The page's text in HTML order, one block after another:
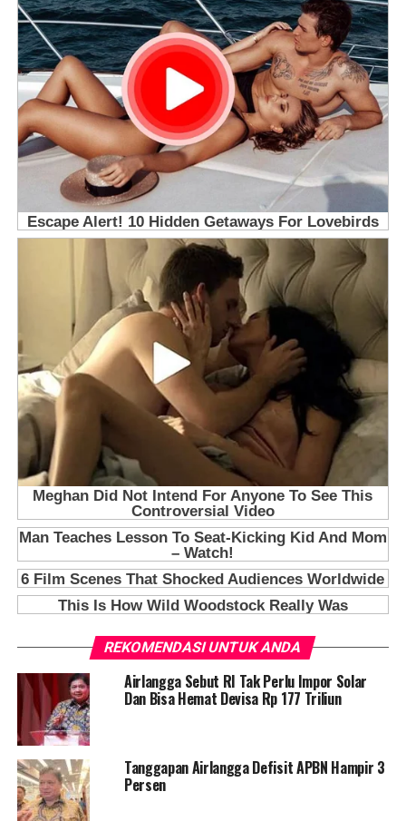
REKOMENDASI UNTUK ANDA
Airlangga Sebut RI Tak Perlu Impor Solar
Dan Bisa Hemat Devisa Rp 177 Triliun
Tanggapan Airlangga Defisit APBN Hampir 3
Persen